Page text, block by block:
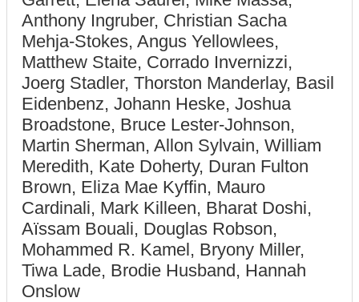
Anthony Ingruber, Christian Sacha
Mehja-Stokes, Angus Yellowlees,
Matthew Staite, Corrado Invernizzi,
Joerg Stadler, Thorston Manderlay, Basil
Eidenbenz, Johann Heske, Joshua
Broadstone, Bruce Lester-Johnson,
Martin Sherman, Allon Sylvain, William
Meredith, Kate Doherty, Duran Fulton
Brown, Eliza Mae Kyffin, Mauro
Cardinali, Mark Killeen, Bharat Doshi,
Aïssam Bouali, Douglas Robson,
Mohammed R. Kamel, Bryony Miller,
Tiwa Lade, Brodie Husband, Hannah
Onslow